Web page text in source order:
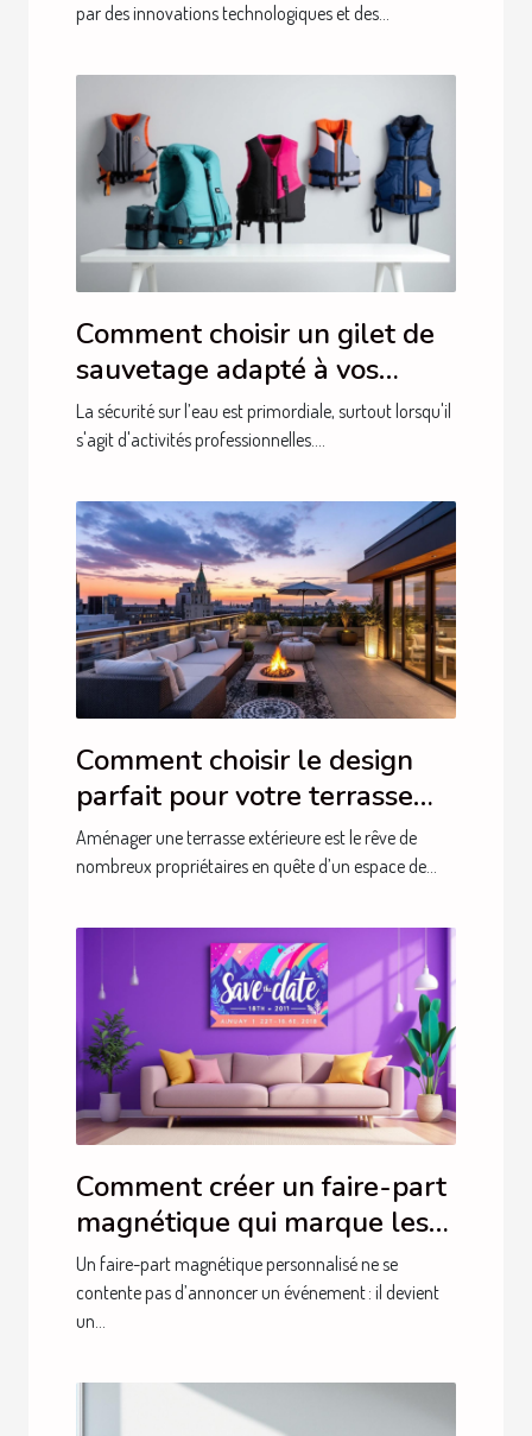
par des innovations technologiques et des...
Comment choisir un gilet de
sauvetage adapté à vos
besoins professionnels ?
La sécurité sur l’eau est primordiale, surtout lorsqu'il
s'agit d'activités professionnelles....
Comment choisir le design
parfait pour votre terrasse
extérieure ?
Aménager une terrasse extérieure est le rêve de
nombreux propriétaires en quête d’un espace de...
Comment créer un faire-part
magnétique qui marque les
esprits ?
Un faire-part magnétique personnalisé ne se
contente pas d’annoncer un événement : il devient
un...